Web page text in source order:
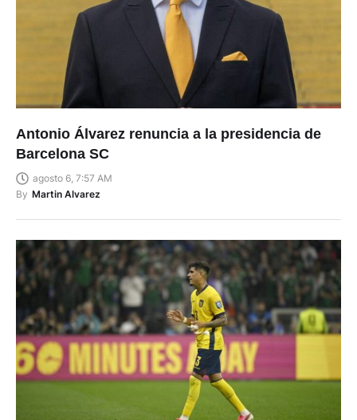
Antonio Álvarez renuncia a la presidencia de
Barcelona SC
agosto 6, 7:57 AM
By Martin Alvarez